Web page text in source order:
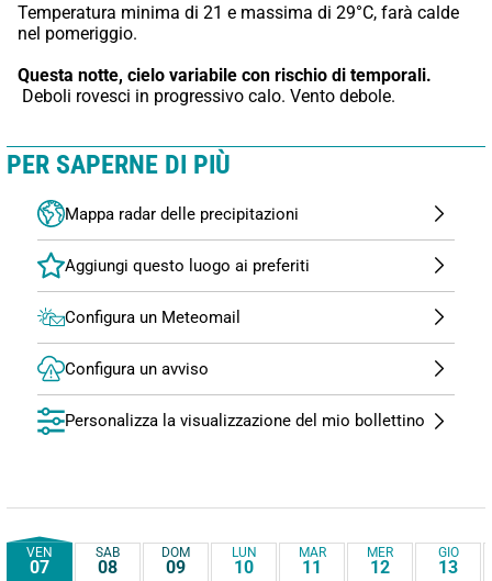
Temperatura minima di 21 e massima di 29°C, farà calde
nel pomeriggio.
Questa notte, cielo variabile con rischio di temporali.
Deboli rovesci in progressivo calo. Vento debole.
PER SAPERNE DI PIÙ
Mappa radar delle precipitazioni
Configura un Meteomail
Configura un avviso
Personalizza la visualizzazione del mio bollettino
VEN
07
SAB
08
DOM
09
LUN
10
MAR
11
MER
12
GIO
13